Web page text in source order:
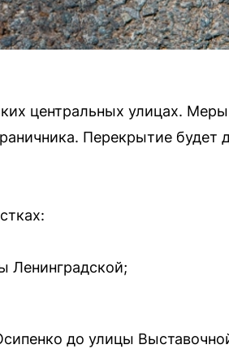
центральных улицах.
Перекрытие будет
Ленинградской;
до улицы